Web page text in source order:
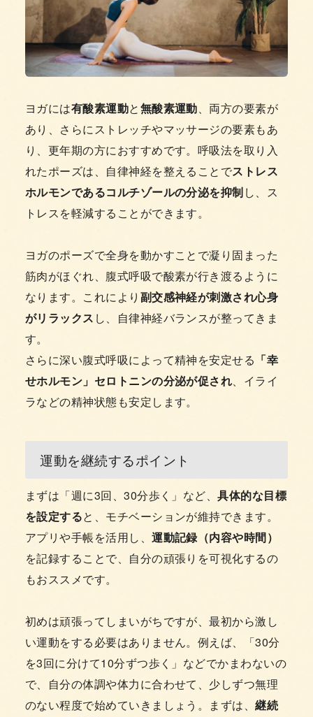
ヨガには有酸素運動と無酸素運動、両方の要素が
あり、さらにストレッチやマッサージの要素もあ
り、更年期の方におすすめです。呼吸法を取り入
れたポーズは、自律神経を整えることでストレス
ホルモンであるコルチゾールの分泌を抑制し、ス
トレスを軽減することができます。
ヨガのポーズで全身を動かすことで凝り固まった
筋肉がほぐれ、腹式呼吸で酸素が行き渡るように
なります。これにより 副交感神経が刺激され心身
がリラックス し、自律神経バランスが整ってきま
す。
さらに深い腹式呼吸によって精神を安定せる 「幸
せホルモン」セロトニンの分泌が促され、イライ
ラなどの精神状態も安定します。
運動を継続するポイント
まずは「週に3回、30分歩く」など、具体的な目標
を設定すると、モチベーションが維持できます。
アプリや手帳を活用し、運動記録（内容や時間）
を記録することで、自分の頑張りを可視化するの
もおススメです。
初めは頑張ってしまいがちですが、最初から激し
い運動をする必要はありません。例えば、「30分
を3回に分けて10分ずつ歩く」などでかまわないの
で、自分の体調や体力に合わせて、少しずつ無理
のない程度で始めていきましょう。まずは、継続